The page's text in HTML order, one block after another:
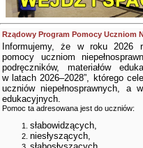
Rządowy Program Pomocy Uczniom
Informujemy, że w roku 2026
pomocy uczniom
podręczników, materiałów
w latach 2026–2028”, którego
uczniów niepełnosprawnych, a
edukacyjnych.
Pomoc ta adresowana jest do uczniów:
słabowidzących,
niesłyszących,